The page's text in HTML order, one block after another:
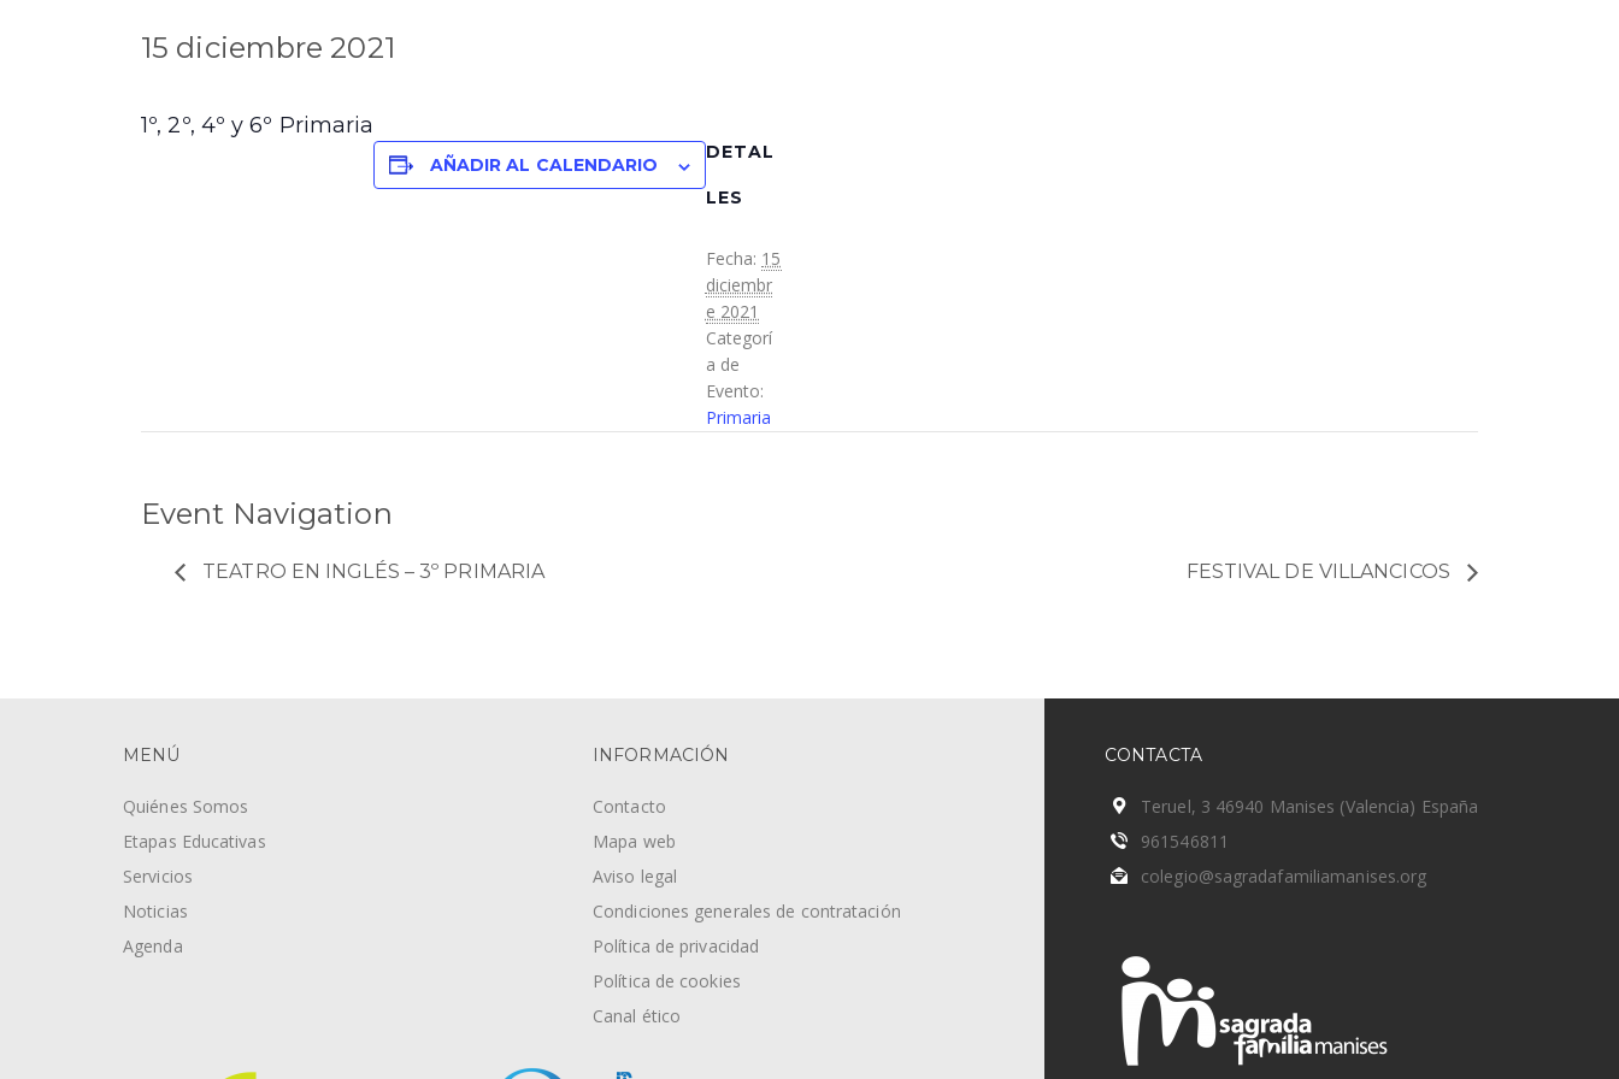
15 diciembre 2021
1º, 2º, 4º y 6º Primaria
AÑADIR AL CALENDARIO
DETAL
LES
Fecha: 15
diciembr
e 2021
Categorí
a de
Evento:
Primaria
Event Navigation
TEATRO EN INGLÉS – 3º PRIMARIA FESTIVAL DE VILLANCICOS
MENÚ
Quiénes Somos
Etapas Educativas
Servicios
Noticias
Agenda
INFORMACIÓN
Contacto
Mapa web
Aviso legal
Condiciones generales de contratación
Política de privacidad
Política de cookies
Canal ético
CONTACTA
Teruel, 3 46940 Manises (Valencia) España
961546811
colegio@sagradafamiliamanises.org